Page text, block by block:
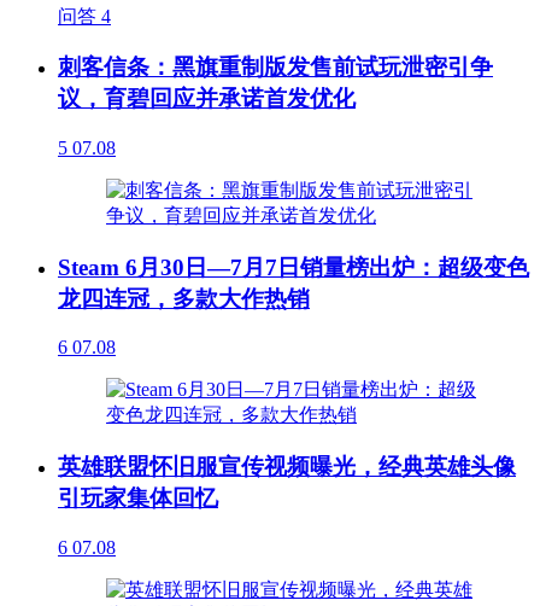
问答 4
刺客信条：黑旗重制版发售前试玩泄密引争
议，育碧回应并承诺首发优化
5 07.08
Steam 6月30日—7月7日销量榜出炉：超级变色
龙四连冠，多款大作热销
6 07.08
英雄联盟怀旧服宣传视频曝光，经典英雄头像
引玩家集体回忆
6 07.08